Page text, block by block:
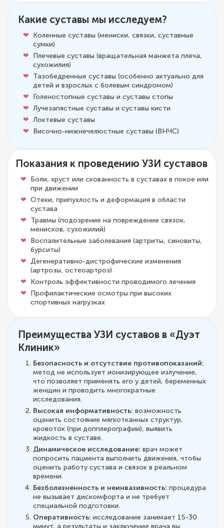
Какие суставы мы исследуем?
Коленные суставы (мениски, связки, суставные
сумки)
Плечевые суставы (вращательная манжета плеча,
сухожилия)
Тазобедренные суставы (особенно актуально для
детей и взрослых с болевым синдромом)
Голеностопные суставы и суставы стопы
Лучезапястные суставы и суставы кисти
Локтевые суставы
Височно-нижнечелюстные суставы (ВНЧС)
Показания к проведению УЗИ суставов
Боли, хруст или скованность в суставах в покое или
при движении
Отеки, припухлость и деформация в области
сустава
Травмы (подозрение на повреждение связок,
менисков, сухожилий)
Воспалительные заболевания (артриты, синовиты,
бурситы)
Дегенеративно-дистрофические изменения
(артрозы, остеоартроз)
Контроль эффективности проводимого лечения
Профилактические осмотры при высоких
спортивных нагрузках
Преимущества УЗИ суставов в «Дуэт
Клиник»
Безопасность и отсутствие противопоказаний:
метод не использует ионизирующее излучение,
что позволяет применять его у детей, беременных
женщин и проводить многократные
исследования.
Высокая информативность: возможность
оценить состояние мягкотканных структур,
кровоток (при допплерографии), выявить
жидкость в суставе.
Динамическое исследование: врач может
попросить пациента выполнить движения, чтобы
оценить работу сустава и связок в реальном
времени.
Безболезненность и неинвазивность: процедура
не вызывает дискомфорта и не требует
специальной подготовки.
Оперативность: исследование занимает 15-30